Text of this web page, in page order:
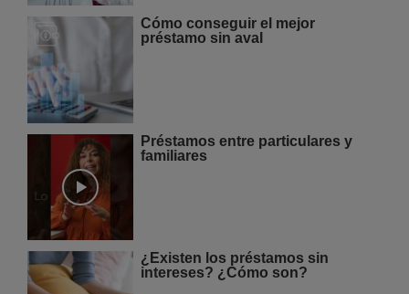
Cómo conseguir el mejor
préstamo sin aval
Préstamos entre particulares y
familiares
¿Existen los préstamos sin
intereses? ¿Cómo son?